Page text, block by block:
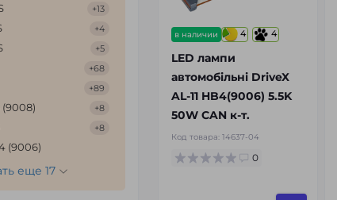
+13
+4
+5
+68
+89
(9008) +8
+8
(9006)
еще 17
в наличии 4 4
LED лампи
автомобільні DriveX
AL-11 HB4(9006) 5.5K
50W CAN к-т.
Код товара: 14637-04
0